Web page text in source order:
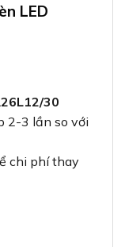
LED
30
2-3 lần so với
chi phí thay